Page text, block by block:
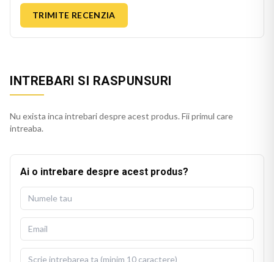
TRIMITE RECENZIA
INTREBARI SI RASPUNSURI
Nu exista inca intrebari despre acest produs. Fii primul care
intreaba.
Ai o intrebare despre acest produs?